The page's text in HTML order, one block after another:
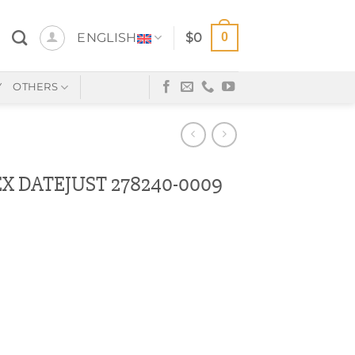
ENGLISH $0 0
OTHERS
DATEJUST 278240-0009